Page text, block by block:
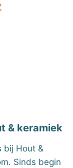
& keramiek
bij Hout &
Sinds begin